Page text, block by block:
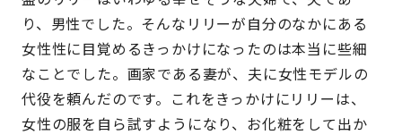
り、男性でした。そんなリリーが自分のなかにある
女性性に目覚めるきっかけになったのは本当に些細
なことでした。画家である妻が、夫に女性モデルの
代役を頼んだのです。これをきっかけにリリーは、
女性の服を自ら試すようになり、お化粧をして出か